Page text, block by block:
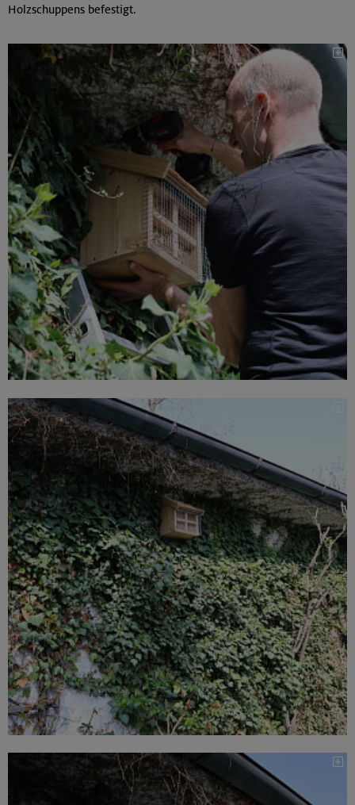
Holzschuppens befestigt.